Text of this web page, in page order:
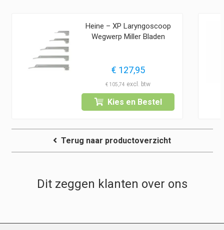
Heine – XP Laryngoscoop
Wegwerp Miller Bladen
€ 127,95
€ 105,74
Kies en Bestel
Terug naar productoverzicht
Dit zeggen klanten over ons